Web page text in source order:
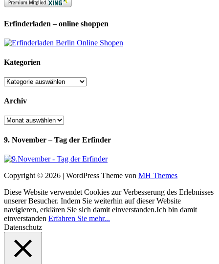
Erfinderladen – online shoppen
Kategorien
Kategorien
Archiv
Archiv
9. November – Tag der Erfinder
Copyright © 2026 | WordPress Theme von MH Themes
Diese Website verwendet Cookies zur Verbesserung des Erlebnisses
unserer Besucher. Indem Sie weiterhin auf dieser Website
navigieren, erklären Sie sich damit einverstanden.Ich bin damit
einverstanden Erfahren Sie mehr...
Datenschutz